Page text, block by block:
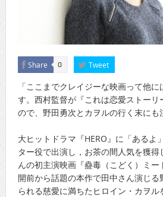
Share 0 Tweet
「ここまでクレイジーな映画って他
す。西村監督が『これは恋愛ストーリ
ので、野田勇次とカヲルの行く末にも
大ヒットドラマ『HERO』に「あるよ
ター役で出演し，お茶の間人気を獲得
んの初主演映画『蠱毒（こどく）ミ
開前から話題の本作で田中さん演じ
られる慈愛に満ちたヒロイン・カヲル